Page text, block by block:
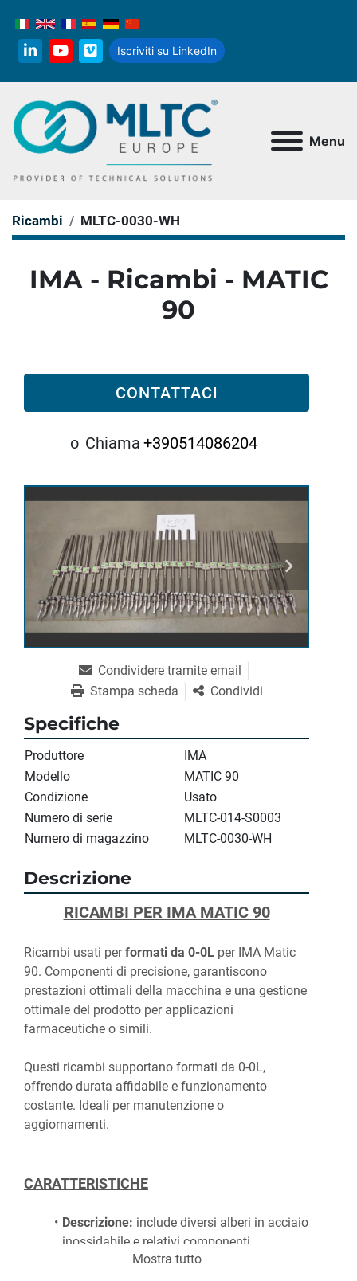
linkedinyoutube
vimeo
Iscriviti su LinkedIn
Menu
Ricambi MLTC-0030-WH
IMA - Ricambi - MATIC
90
CONTATTACI
o Chiama +390514086204
Condividere tramite email
Stampa scheda
Condividi
Specifiche
Produttore
IMA
Modello
MATIC 90
Condizione
Usato
Numero di serie
MLTC-014-S0003
Numero di magazzino
MLTC-0030-WH
Descrizione
RICAMBI PER IMA MATIC 90
Ricambi usati per formati da 0-0L per IMA Matic
90. Componenti di precisione, garantiscono
prestazioni ottimali della macchina e una gestione
ottimale del prodotto per applicazioni
farmaceutiche o simili.
Questi ricambi supportano formati da 0-0L,
offrendo durata affidabile e funzionamento
costante. Ideali per manutenzione o
aggiornamenti.
CARATTERISTICHE
Descrizione: include diversi alberi in acciaio
inossidabile e relativi componenti,
specificamente adatti alle configurazioni da
Mostra tutto